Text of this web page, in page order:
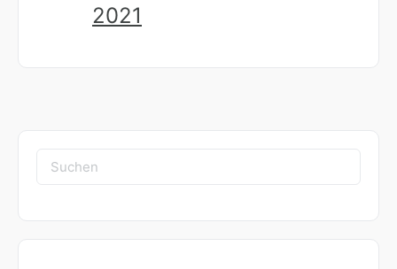
2021
Suchen
nach: